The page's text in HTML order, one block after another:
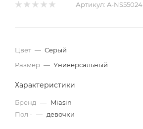
Артикул: A-NS55024
Цвет — Серый
Размер — Универсальный
Характеристики
Бренд — Miasin
Пол - — девочки